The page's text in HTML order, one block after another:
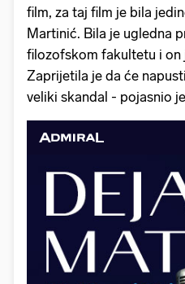
film, za taj film je bila
Martinić. Bila je ugledna
filozofskom fakultetu i on
Zaprijetila je da će
veliki skandal - pojasnio